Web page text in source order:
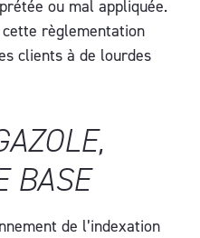
ou mal appliquée.
règlementation
clients à de lourdes
BASE
de l’indexation